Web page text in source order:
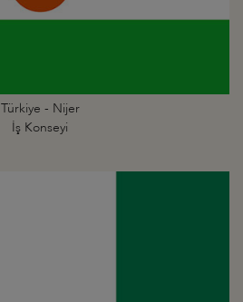
Türkiye - Nijer
İş Konseyi